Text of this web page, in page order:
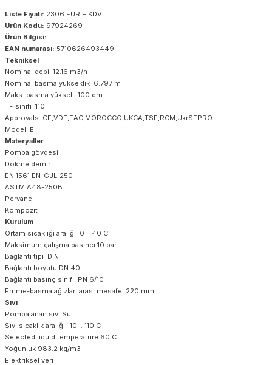
Liste Fiyatı: 2306 EUR + KDV
Ürün Kodu: 97924269
Ürün Bilgisi:
EAN numarası: 5710626493449
Tekniksel
Nominal debi 12.16 m3/h
Nominal basma yükseklik 6.797 m
Maks. basma yüksel. 100 dm
TF sınıfı 110
Approvals CE,VDE,EAC,MOROCCO,UKCA,TSE,RCM,UkrSEPRO
Model E
Materyaller
Pompa gövdesi
Dökme demir
EN 1561 EN-GJL-250
ASTM A48-250B
Pervane
Kompozit
Kurulum
Ortam sıcaklığı aralığı 0 .. 40 C
Maksimum çalışma basıncı 10 bar
Bağlantı tipi DIN
Bağlantı boyutu DN 40
Bağlantı basınç sınıfı PN 6/10
Emme-basma ağızları arası mesafe 220 mm
Sıvı
Pompalanan sıvı Su
Sıvı sıcaklık aralığı -10 .. 110 C
Selected liquid temperature 60 C
Yoğunluk 983.2 kg/m3
Elektriksel veri